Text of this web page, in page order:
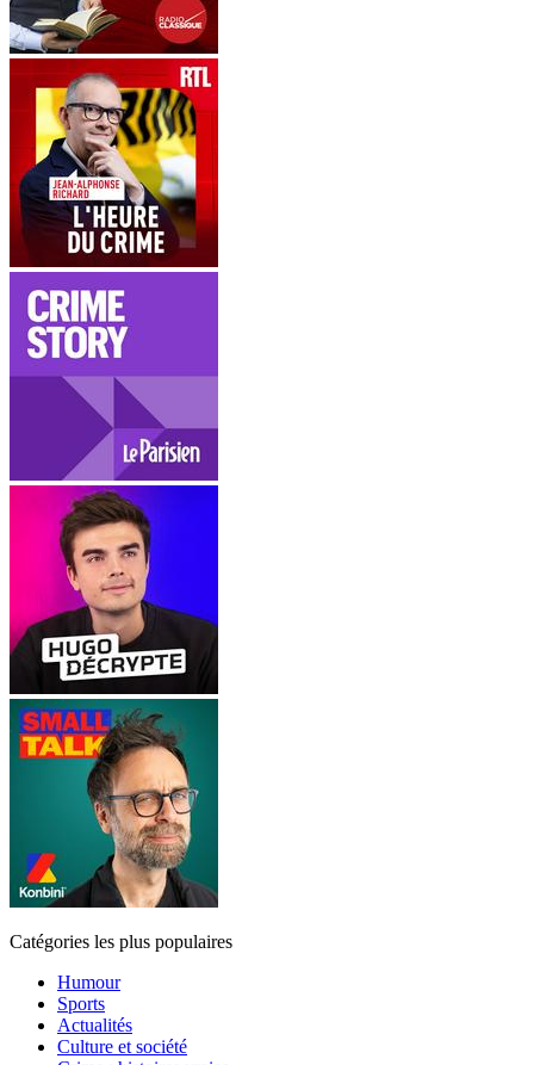
Catégories les plus populaires
Humour
Sports
Actualités
Culture et société